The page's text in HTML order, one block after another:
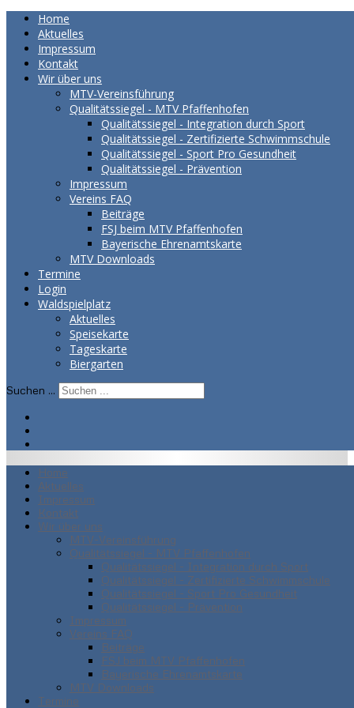
Home
Aktuelles
Impressum
Kontakt
Wir über uns
MTV-Vereinsführung
Qualitätssiegel - MTV Pfaffenhofen
Qualitätssiegel - Integration durch Sport
Qualitätssiegel - Zertifizierte Schwimmschule
Qualitätssiegel - Sport Pro Gesundheit
Qualitätssiegel - Prävention
Impressum
Vereins FAQ
Beiträge
FSJ beim MTV Pfaffenhofen
Bayerische Ehrenamtskarte
MTV Downloads
Termine
Login
Waldspielplatz
Aktuelles
Speisekarte
Tageskarte
Biergarten
Suchen ...
Home
Aktuelles
Impressum
Kontakt
Wir über uns
MTV-Vereinsführung
Qualitätssiegel - MTV Pfaffenhofen
Qualitätssiegel - Integration durch Sport
Qualitätssiegel - Zertifizierte Schwimmschule
Qualitätssiegel - Sport Pro Gesundheit
Qualitätssiegel - Prävention
Impressum
Vereins FAQ
Beiträge
FSJ beim MTV Pfaffenhofen
Bayerische Ehrenamtskarte
MTV Downloads
Termine